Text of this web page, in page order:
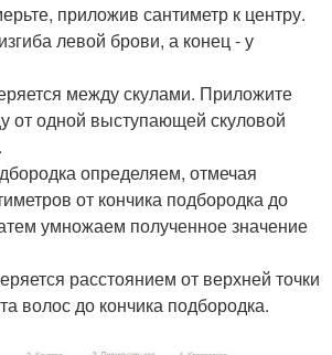
приложив сантиметр к центру.
левой брови, а конец - у
между скулами. Приложите
от одной выступающей скуловой
определяем, отмечая
от кончика подбородка до
умножаем полученное значение
расстоянием от верхней точки
волос до кончика подбородка.